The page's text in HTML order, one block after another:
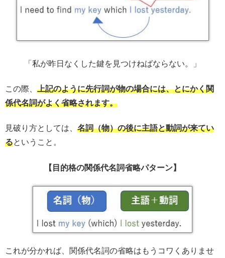
「私が昨日なくした鍵を見つけねばならない。」
この際、 上記のように先行詞が物の場合には、とにかく関
係代名詞がよく省略されます。
見破り方としては、 名詞（物）の後に主語と動詞が来てい
るということ。
【目的格の関係代名詞省略パターン】
これが分かれば、関係代名詞の省略はもうコワくありませ